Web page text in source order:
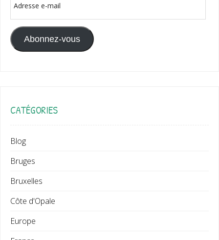
e-
Abonnez-vous
CATÉGORIES
Blog
Bruges
Bruxelles
Côte d'Opale
Europe